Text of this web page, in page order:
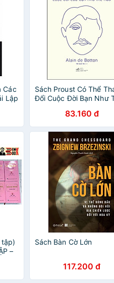
Các
Lập
Sách Proust Có Thể
Đổi Cuộc Đời Bạn Như
83.160 đ
tập)
–
Sách Bàn Cờ Lớn
117.200 đ